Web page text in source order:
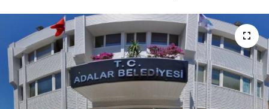
GÜNCEL
KÜLTÜR SANAT
MAGAZİN